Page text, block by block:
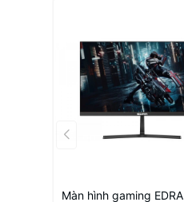
Màn hình gaming EDRA